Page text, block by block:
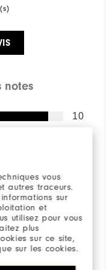
vous
autres traceurs.
sur
et
utilisez pour vous
plus
sur ce site,
sur les cookies.
notes
10
à un ami